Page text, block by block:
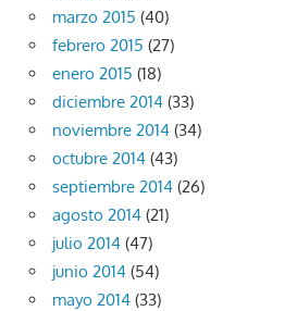
marzo 2015 (40)
febrero 2015 (27)
enero 2015 (18)
diciembre 2014 (33)
noviembre 2014 (34)
octubre 2014 (43)
septiembre 2014 (26)
agosto 2014 (21)
julio 2014 (47)
junio 2014 (54)
mayo 2014 (33)